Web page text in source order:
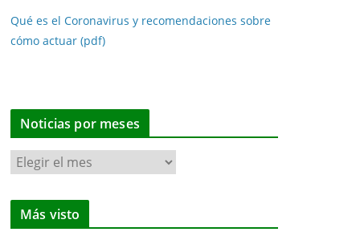
Qué es el Coronavirus y recomendaciones sobre
cómo actuar (pdf)
Noticias por meses
N
o
t
Más visto